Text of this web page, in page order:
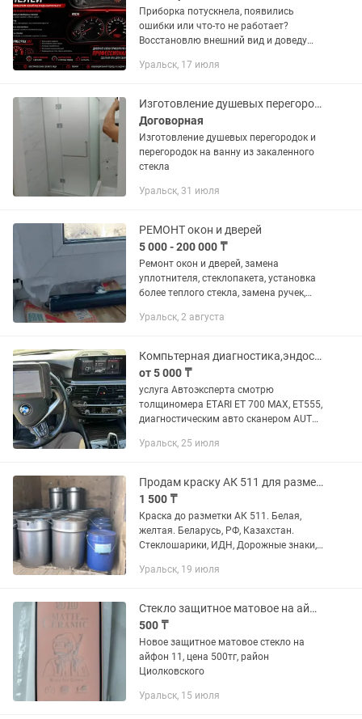
Приборка потускнела, появились
ошибки или что-то не работает?
Восстановлю внешний вид и доведу
функционировать лучше, чем с завода.
Уральск, 17 июля
Изготовление душевых перегородок под заказ. По индивидуальным размерам
Договорная
Изготовление душевых перегородок и
перегородок на ванну из закаленного
стекла
Уральск, 31 июля
РЕМОНТ окон и дверей
5 000 - 200 000 ₸
Ремонт окон и дверей, замена
уплотнителя, стеклопакета, установка
более теплого стекла, замена ручек,
Уральск, 2 августа
Компьтерная диагностика,эндоскоп,замер компрессий,проверка авто толшиномер
от 5 000 ₸
услуга Автоэксперта смотрю
толщиномера ETARI ET 700 MAX, ET555,
диагностическим авто сканером AUTEL
АВТО? - Визуальный осмотр кузова; -
Уральск, 25 июля
Продам краску АК 511 для разметки
1 500 ₸
Краска до разметки АК 511. Белая,
желтая. Беларусь, РФ, Казахстан.
Стеклошарики, ИДН, Дорожные знаки,
Уральск, 19 июля
Стекло защитное матовое на айфон 11
500 ₸
Новое защитное матовое стекло на
айфон 11, цена 500тг, район
Циолковского
Уральск, 15 июля